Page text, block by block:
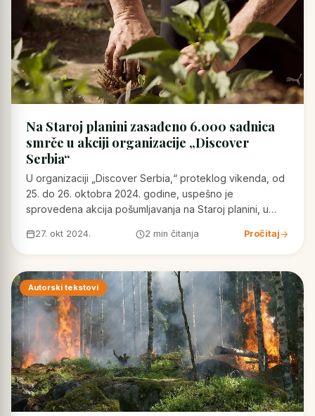
Na Staroj planini zasađeno 6.000 sadnica
smrče u akciji organizacije „Discover
Serbia“
U organizaciji „Discover Serbia,“ proteklog vikenda, od
25. do 26. oktobra 2024. godine, uspešno je
sprovedena akcija pošumljavanja na Staroj planini, u…
27. okt 2024. 2 min čitanja Pročitaj
Autorski tekstovi